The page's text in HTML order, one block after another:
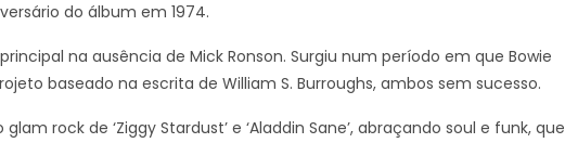
do álbum em 1974.
na ausência de Mick Ronson. Surgiu num período em que Bowie
baseado na escrita de William S. Burroughs, ambos sem sucesso.
rock de ‘Ziggy Stardust’ e ‘Aladdin Sane’, abraçando soul e funk, que